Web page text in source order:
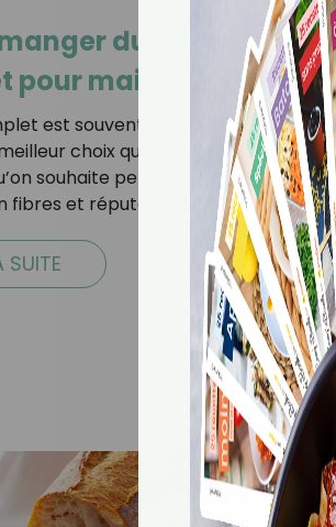
du pain
pour maigrir ?
est souvent présenté
choix que le pain
souhaite perdre du poids.
fibres et réputé plus…
SUITE